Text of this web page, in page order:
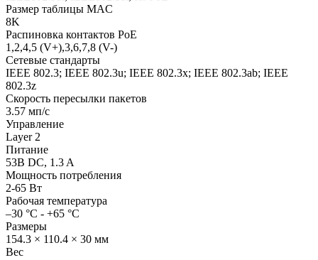
Размер таблицы MAC
8K
Распиновка контактов PoE
1,2,4,5 (V+),3,6,7,8 (V-)
Сетевые стандарты
IEEE 802.3; IEEE 802.3u; IEEE 802.3x; IEEE 802.3ab; IEEE
802.3z
Скорость пересылки пакетов
3.57 мп/с
Управление
Layer 2
Питание
53В DC, 1.3 A
Мощность потребления
2-65 Вт
Рабочая температура
–30 °C - +65 °C
Размеры
154.3 × 110.4 × 30 мм
Вес